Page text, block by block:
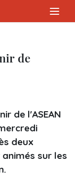
de
de l'ASEAN
deux
sur les